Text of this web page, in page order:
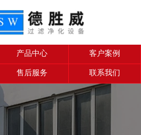
产品中心 客户案例
售后服务 联系我们